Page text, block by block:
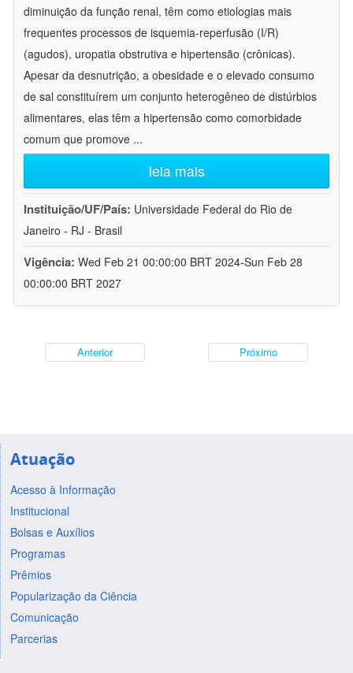
diminuição da função renal, têm como etiologias mais
frequentes processos de isquemia-reperfusão (I/R)
(agudos), uropatia obstrutiva e hipertensão (crônicas).
Apesar da desnutrição, a obesidade e o elevado consumo
de sal constituírem um conjunto heterogêneo de distúrbios
alimentares, elas têm a hipertensão como comorbidade
comum que promove ...
leia mais
Instituição/UF/País: Universidade Federal do Rio de
Janeiro - RJ - Brasil
Vigência: Wed Feb 21 00:00:00 BRT 2024-Sun Feb 28
00:00:00 BRT 2027
Anterior Próximo
Atuação
Acesso à Informação
Institucional
Bolsas e Auxílios
Programas
Prêmios
Popularização da Ciência
Comunicação
Parcerias